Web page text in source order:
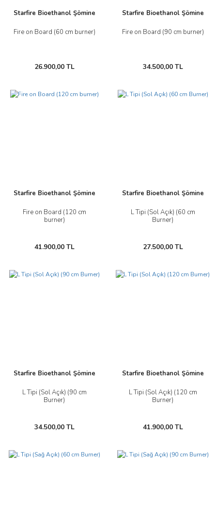
Starfire Bioethanol Şömine
Fire on Board (60 cm burner)
26.900,00 TL
Starfire Bioethanol Şömine
Fire on Board (90 cm burner)
34.500,00 TL
Starfire Bioethanol Şömine
Fire on Board (120 cm
burner)
41.900,00 TL
Starfire Bioethanol Şömine
L Tipi (Sol Açık) (60 cm
Burner)
27.500,00 TL
Starfire Bioethanol Şömine
L Tipi (Sol Açık) (90 cm
Burner)
34.500,00 TL
Starfire Bioethanol Şömine
L Tipi (Sol Açık) (120 cm
Burner)
41.900,00 TL